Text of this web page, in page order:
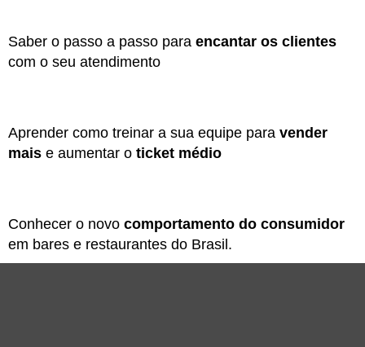
Saber o passo a passo para encantar os clientes
com o seu atendimento
Aprender como treinar a sua equipe para vender
mais e aumentar o ticket médio
Conhecer o novo comportamento do consumidor
em bares e restaurantes do Brasil.